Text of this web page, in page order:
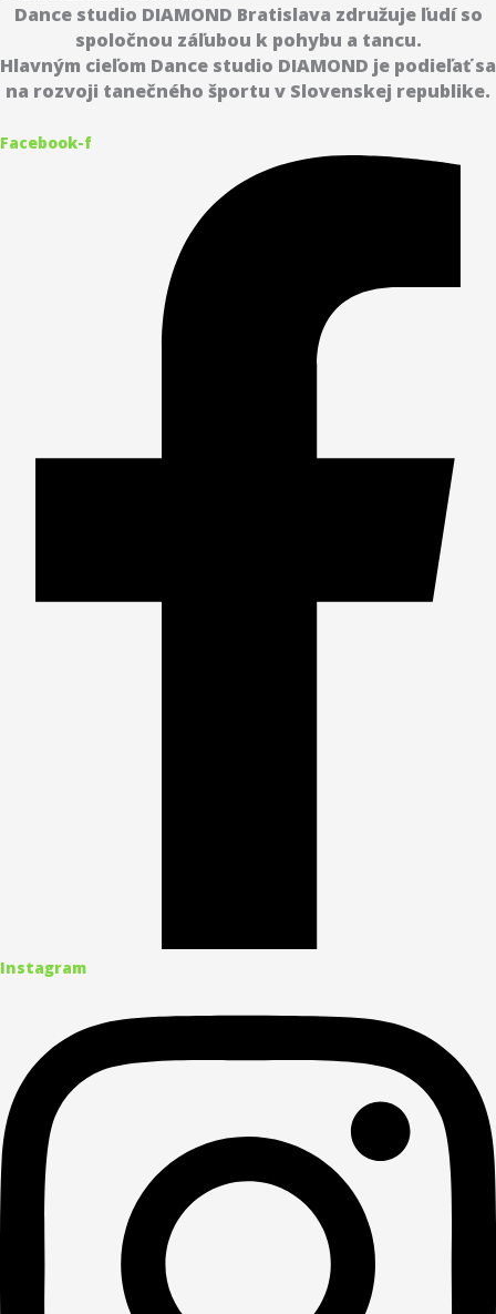
Dance studio DIAMOND Bratislava združuje ľudí so
spoločnou záľubou k pohybu a tancu.
Hlavným cieľom Dance studio DIAMOND je podieľať sa
na rozvoji tanečného športu v Slovenskej republike.
Facebook-f
Instagram